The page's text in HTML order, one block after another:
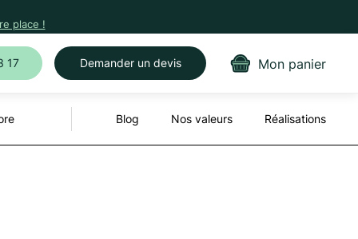
place !
17 Demander un devis Mon panier
Blog Nos valeurs Réalisations